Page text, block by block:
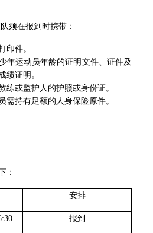
须在报到时携带：
印件。
年运动员年龄的证明文件、证件及
绩证明。
练或监护人的护照或身份证。
需持有足额的人身保险原件。
：
安排
报到